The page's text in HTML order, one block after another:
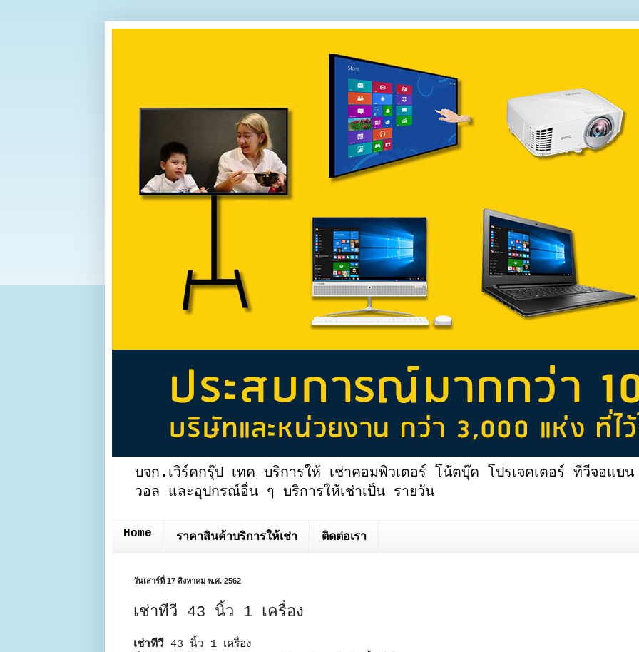
บจก.เวิร์คกรุ๊ป เทค บริการให้ เช่าคอมพิวเตอร์ โน้ตบุ๊ค โปรเจคเตอร์ ทีวีจอแ
วอล และอุปกรณ์อื่น ๆ บริการให้เช่าเป็น รายวัน
Home ราคาสินค้าบริการให้เช่า ติดต่อเรา
วันเสาร์ที่ 17 สิงหาคม พ.ศ. 2562
เช่าทีวี 43 นิ้ว 1 เครื่อง
เช่าทีวี 43 นิ้ว 1 เครื่อง